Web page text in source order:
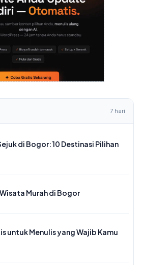
7 hari
di Bogor: 10 Destinasi Pilihan
Murah di Bogor
untuk Menulis yang Wajib Kamu